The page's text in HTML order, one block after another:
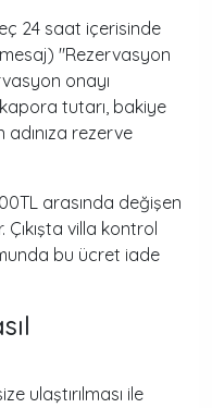
24 saat içerisinde
mesaj) "Rezervasyon
onayı
tutarı, bakiye
rezerve
arasında değişen
villa kontrol
bu ücret iade
ulaştırılması ile